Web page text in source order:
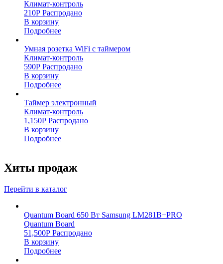
Климат-контроль
210Р Распродано
В корзину
Подробнее
Умная розетка WiFi с таймером
Климат-контроль
590Р Распродано
В корзину
Подробнее
Таймер электронный
Климат-контроль
1,150Р Распродано
В корзину
Подробнее
Хиты продаж
Перейти в каталог
Quantum Board 650 Вт Samsung LM281B+PRO
Quantum Board
51,500Р Распродано
В корзину
Подробнее